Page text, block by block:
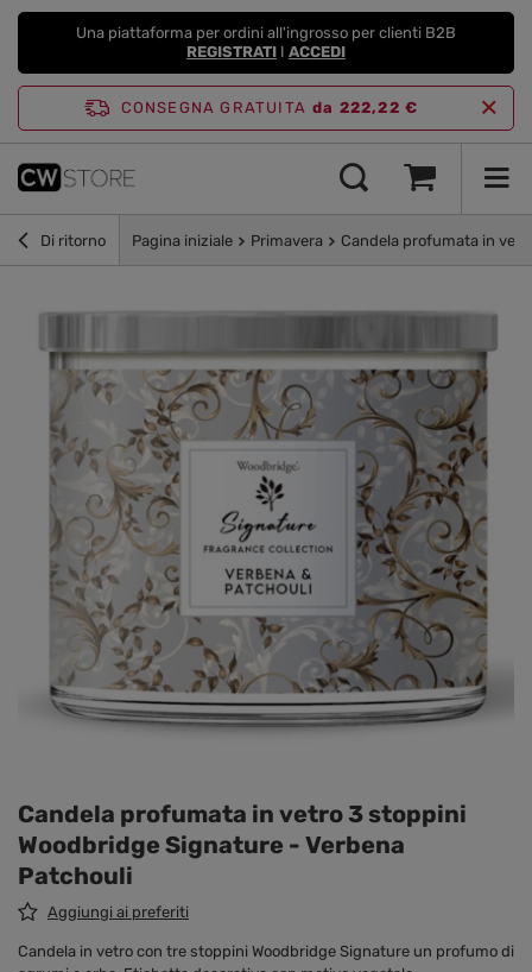
Una piattaforma per ordini all'ingrosso per clienti B2B
REGISTRATI I ACCEDI
CONSEGNA GRATUITA da 222,22 €
Di ritorno Pagina iniziale Primavera Candela profumata in
Candela profumata in vetro 3 stoppini
Woodbridge Signature - Verbena
Patchouli
Aggiungi ai preferiti
Candela in vetro con tre stoppini Woodbridge Signature un profumo di